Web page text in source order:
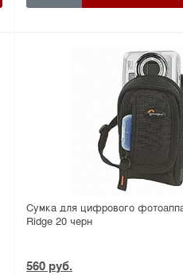
Сумка для цифрового
Ridge 20 черн
560 руб.